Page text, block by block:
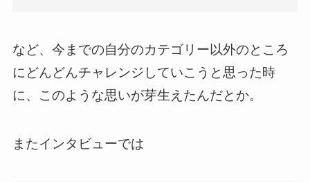
など、今までの自分のカテゴリー以外のところ
にどんどんチャレンジしていこうと思った時
に、このような思いが芽生えたんだとか。
またインタビューでは